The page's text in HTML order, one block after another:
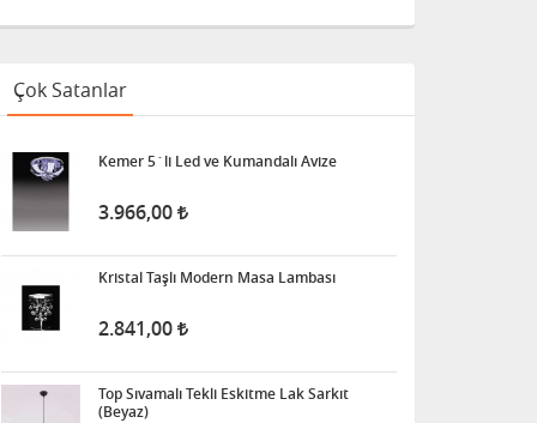
Çok Satanlar
Kemer 5´li Led ve Kumandalı Avize
3.966,00
Kristal Taşlı Modern Masa Lambası
2.841,00
Top Sıvamalı Tekli Eskitme Lak Sarkıt
(Beyaz)